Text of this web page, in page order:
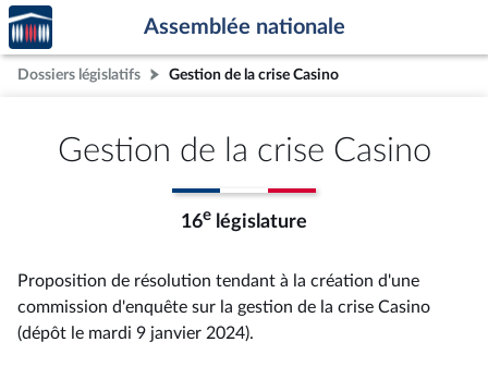
Aller au contenu
Aller en bas de la page
Accèder
à la
page
d'accueil
Assemblée nationale
Dossiers législatifs Gestion de la crise Casino
Gestion de la crise Casino
16e législature
Proposition de résolution tendant à la création d'une
commission d'enquête sur la gestion de la crise Casino
(dépôt le mardi 9 janvier 2024).